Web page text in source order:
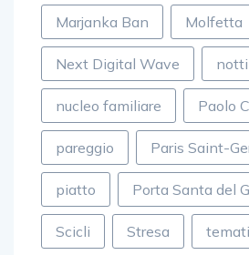
Marjanka Ban Molfetta
Next Digital Wave notti
nucleo familiare Paolo
pareggio Paris Saint-
piatto Porta Santa del
Scicli Stresa